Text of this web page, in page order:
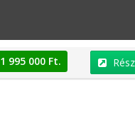
1 995 000 Ft.